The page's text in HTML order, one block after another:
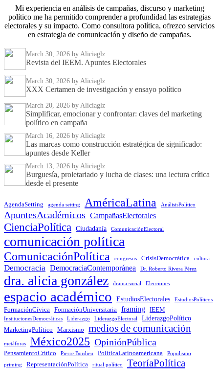
Mi experiencia en análisis de campañas, discurso y marketing
político me ha permitido comprender a profundidad las estrategias
electorales y su impacto. Como consultora política, ofrezco servicios
en estrategia de comunicación y diseño de campañas.
March 30, 2026 by Aliciaglz
Revista del IEEM. Apuntes Electorales
March 30, 2026 by Aliciaglz
XXX Certamen de investigación y ensayo político
March 20, 2026 by Aliciaglz
Simplificar, emocionar y confrontar: claves del marketing
político en campaña
March 16, 2026 by Aliciaglz
Las marcas como construcción estratégica de significado:
apuntes desde Keller
March 13, 2026 by Aliciaglz
Burguesía, proletariado y lucha de clases: una lectura crítica
desde el presente
AgendaSetting agenda setting AméricaLatina AnálisisPolítico
ApuntesAcadémicos CampañasElectorales
CienciaPolítica Ciudadanía ComunicaciónElectoral
comunicación política
ComunicaciónPolítica congresos CrisisDemocrática cultura
Democracia DemocraciaContemporánea Dr. Roberto Rivera Pérez
dra. alicia gonzález drama social Elecciones
espacio académico EstudiosElectorales EstudiosPolíticos
FormaciónCívica FormaciónUniversitaria framing IEEM
InstitucionesDemocráticas Liderazgo LiderazgoElectoral LiderazgoPolítico
MarketingPolítico Marxismo medios de comunicación
metáforas México2025 OpiniónPública
PensamientoCrítico Pierre Bordieu PolíticaLatinoamericana Populismo
priming RepresentaciónPolítica ritual político TeoríaPolítica